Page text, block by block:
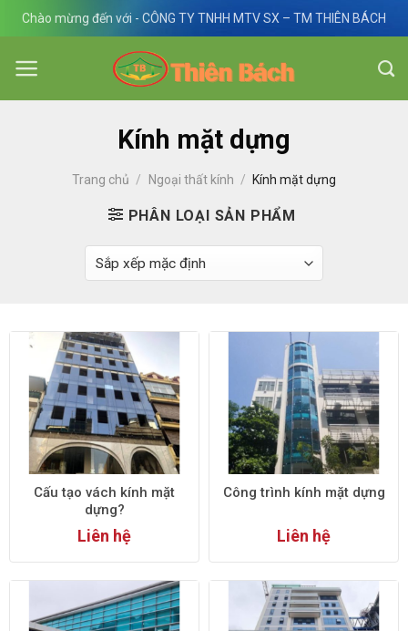
Skip
content
Chào mừng đến với - CÔNG TY TNHH MTV SX – TM THIÊN BÁCH
Kính mặt dựng
Trang chủ / Ngoại thất kính / Kính mặt dựng
PHÂN LOẠI SẢN PHẨM
Cấu tạo vách kính mặt
dựng?
Liên hệ
Công trình kính mặt dựng
Liên hệ